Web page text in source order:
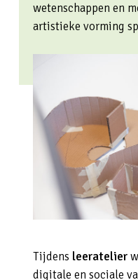
wetenschappen en
artistieke vorming
Tijdens leeratelier
digitale en sociale